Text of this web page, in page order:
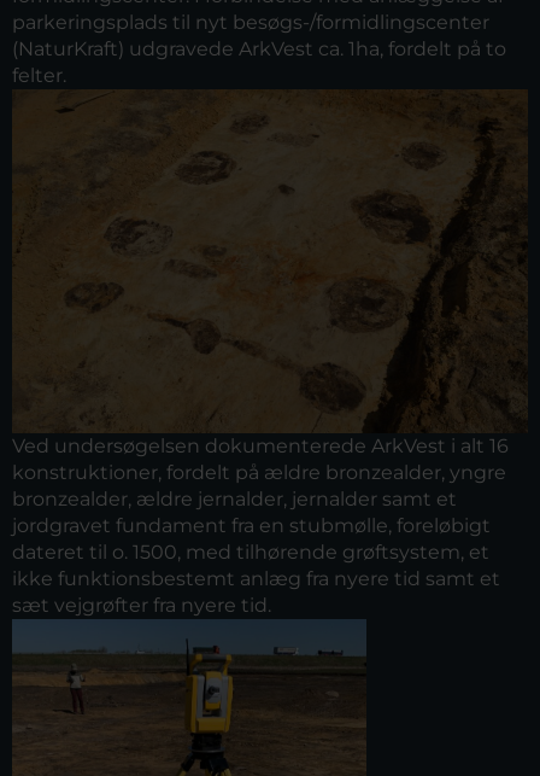
parkeringsplads til nyt besøgs-/formidlingscenter
(NaturKraft) udgravede ArkVest ca. 1ha, fordelt på to
felter.
Ved undersøgelsen dokumenterede ArkVest i alt 16
konstruktioner, fordelt på ældre bronzealder, yngre
bronzealder, ældre jernalder, jernalder samt et
jordgravet fundament fra en stubmølle, foreløbigt
dateret til o. 1500, med tilhørende grøftsystem, et
ikke funktionsbestemt anlæg fra nyere tid samt et
sæt vejgrøfter fra nyere tid.